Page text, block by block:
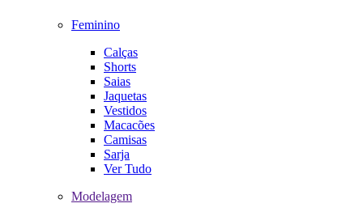
Feminino
Calças
Shorts
Saias
Jaquetas
Vestidos
Macacões
Camisas
Sarja
Ver Tudo
Modelagem